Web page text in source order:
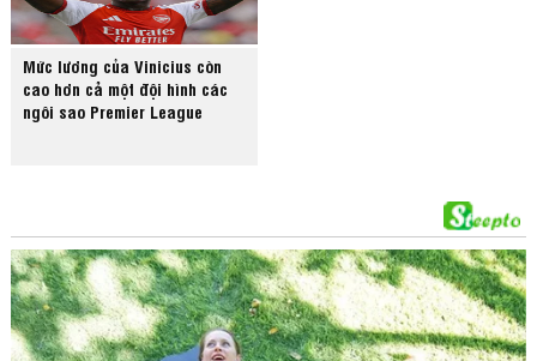
Mức lương của Vinicius còn
cao hơn cả một đội hình các
ngôi sao Premier League